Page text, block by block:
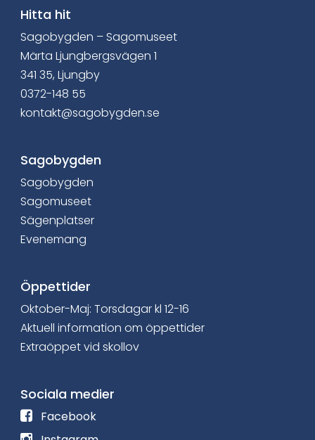
a
F
a
c
b
o
o
k
Hitta hit
Sagobygden – Sagomuseet
Märta Ljungbergsvägen 1
341 35, Ljungby
0372-148 55
kontakt@sagobygden.se
Sagobygden
Sagobygden
Sagomuseet
Sägenplatser
Evenemang
Öppettider
Oktober-Maj: Torsdagar kl 12-16
Aktuell information om öppettider
Extraöppet vid skollov
Sociala medier
F
ö
Facebook